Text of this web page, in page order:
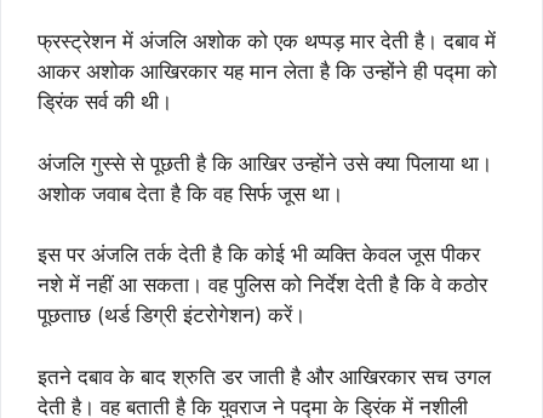
फ्रस्ट्रेशन में अंजलि अशोक को एक थप्पड़ मार देती है। दबाव में
आकर अशोक आखिरकार यह मान लेता है कि उन्होंने ही पद्मा को
ड्रिंक सर्व की थी।
अंजलि गुस्से से पूछती है कि आखिर उन्होंने उसे क्या पिलाया था।
अशोक जवाब देता है कि वह सिर्फ जूस था।
इस पर अंजलि तर्क देती है कि कोई भी व्यक्ति केवल जूस पीकर
नशे में नहीं आ सकता। वह पुलिस को निर्देश देती है कि वे कठोर
पूछताछ (थर्ड डिग्री इंटरोगेशन) करें।
इतने दबाव के बाद श्रुति डर जाती है और आखिरकार सच उगल
देती है। वह बताती है कि युवराज ने पद्मा के ड्रिंक में नशीली